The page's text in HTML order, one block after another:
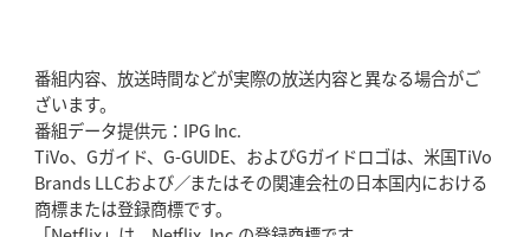
番組内容、放送時間などが実際の放送内容と異なる場合がご
ざいます。
番組データ提供元：IPG Inc.
TiVo、Gガイド、G-GUIDE、およびGガイドロゴは、米国TiVo
Brands LLCおよび／またはその関連会社の日本国内における
商標または登録商標です。